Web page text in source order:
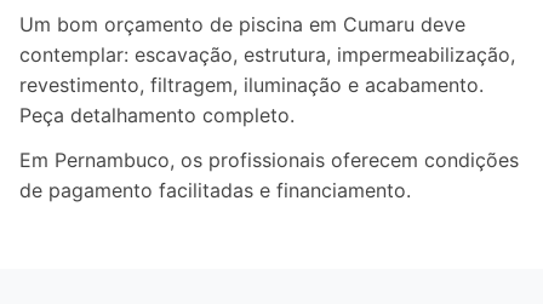
Um bom orçamento de piscina em Cumaru deve
contemplar: escavação, estrutura, impermeabilização,
revestimento, filtragem, iluminação e acabamento.
Peça detalhamento completo.
Em Pernambuco, os profissionais oferecem condições
de pagamento facilitadas e financiamento.